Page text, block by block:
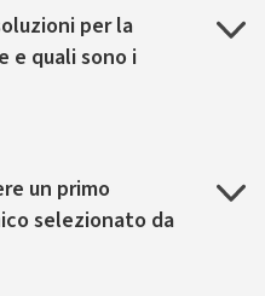
per la
e quali sono i
un primo
selezionato da